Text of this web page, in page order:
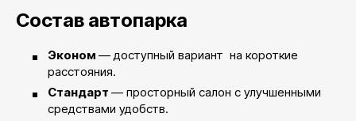
Состав автопарка
Эконом — доступный вариант на короткие
расстояния.
Стандарт — просторный салон с улучшенными
средствами удобств.